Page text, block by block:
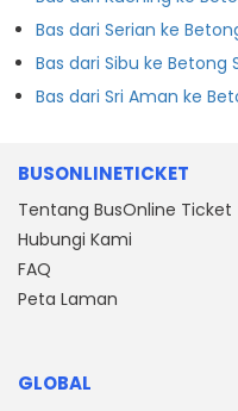
Bas dari Serian ke
Bas dari Sibu ke Betong
Bas dari Sri Aman ke
BUSONLINETICKET
Tentang BusOnline Ticket
Hubungi Kami
FAQ
Peta Laman
GLOBAL